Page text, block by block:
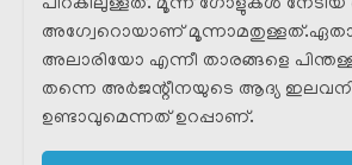
പിറകിലുള്ളത്. മൂന്ന് ഗോളുകൾ
അഗ്വേറൊയാണ്
അലാരിയോ എന്നീ താരങ്ങളെ
തന്നെ അർജന്റീനയുടെ ആദ്യ
ഉണ്ടാവുമെന്നത് ഉറപ്പാണ്.